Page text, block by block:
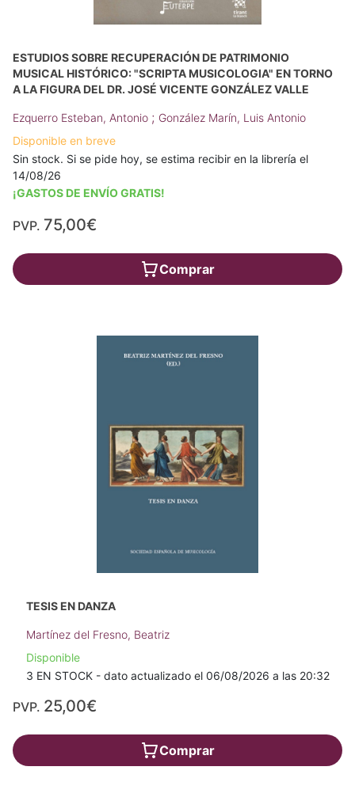
ESTUDIOS SOBRE RECUPERACIÓN DE PATRIMONIO
MUSICAL HISTÓRICO: "SCRIPTA MUSICOLOGIA" EN TORNO
A LA FIGURA DEL DR. JOSÉ VICENTE GONZÁLEZ VALLE
Ezquerro Esteban, Antonio ; González Marín, Luis Antonio
Disponible en breve
Sin stock. Si se pide hoy, se estima recibir en la librería el
14/08/26
¡GASTOS DE ENVÍO GRATIS!
PVP. 75,00€
Comprar
TESIS EN DANZA
Martínez del Fresno, Beatriz
Disponible
3 EN STOCK - dato actualizado el 06/08/2026 a las 20:32
PVP. 25,00€
Comprar